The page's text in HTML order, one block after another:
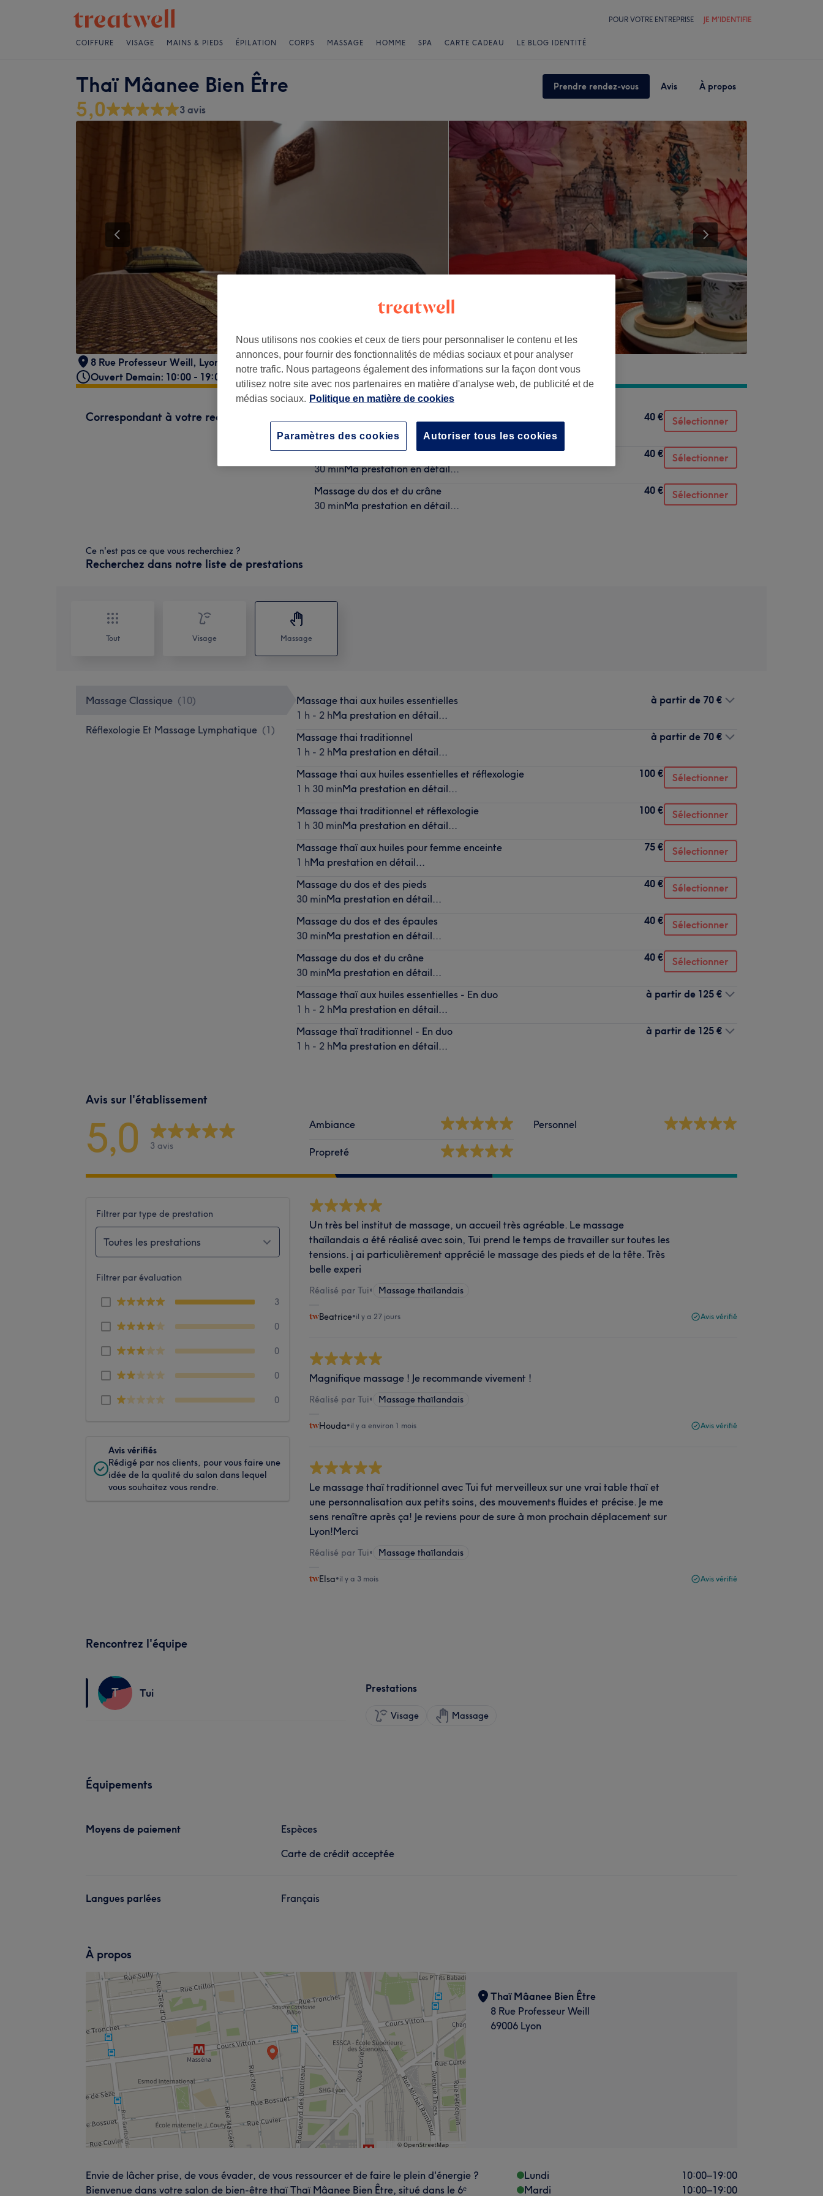
POUR VOTRE ENTREPRISE JE M'IDENTIFIE
COIFFURE VISAGE MAINS & PIEDS ÉPILATION CORPS MASSAGE HOMME SPA CARTE CADEAU LE BLOG IDENTITÉ
Thaï Mâanee Bien Être Prendre rendez-vous Avis À propos
5,0 3 avis
8 Rue Professeur Weill, Lyon
69006
Ouvert Demain: 10:00 - 19:00
Correspondant à votre recherche
30 minMa prestation en détail...
40 € Sélectionner
Massage du dos et des épaules
30 minMa prestation en détail...
40 € Sélectionner
Massage du dos et du crâne
30 minMa prestation en détail...
40 € Sélectionner
Ce n'est pas ce que vous recherchiez ?
Recherchez dans notre liste de prestations
Tout Visage Massage
Massage Classique (10)
Réflexologie Et Massage Lymphatique (1)
Massage thai aux huiles essentielles
1 h - 2 hMa prestation en détail...
à partir de 70 €
Massage thai traditionnel
1 h - 2 hMa prestation en détail...
à partir de 70 €
Massage thai aux huiles essentielles et réflexologie
1 h 30 minMa prestation en détail...
100 € Sélectionner
Massage thai traditionnel et réflexologie
1 h 30 minMa prestation en détail...
100 € Sélectionner
Massage thaï aux huiles pour femme enceinte
1 hMa prestation en détail...
75 € Sélectionner
Massage du dos et des pieds
30 minMa prestation en détail...
40 € Sélectionner
Massage du dos et des épaules
30 minMa prestation en détail...
40 € Sélectionner
Massage du dos et du crâne
30 minMa prestation en détail...
40 € Sélectionner
Massage thaï aux huiles essentielles - En duo
1 h - 2 hMa prestation en détail...
à partir de 125 €
Massage thaï traditionnel - En duo
1 h - 2 hMa prestation en détail...
à partir de 125 €
Avis sur l'établissement
5,0 3 avis
Ambiance
Propreté
Personnel
Filtrer par type de prestation
Toutes les prestations
Filtrer par évaluation
3
0
0
0
0
Avis vérifiés
Rédigé par nos clients, pour vous faire une
idée de la qualité du salon dans lequel
vous souhaitez vous rendre.
Un très bel institut de massage, un accueil très agréable. Le massage
thaïlandais a été réalisé avec soin, Tui prend le temps de travailler sur toutes les
tensions. j ai particulièrement apprécié le massage des pieds et de la tête. Très
belle experi
Réalisé par Tui• Massage thaïlandais
Beatrice•il y a 27 jours Avis vérifié
Magnifique massage ! Je recommande vivement !
Réalisé par Tui• Massage thaïlandais
Houda•il y a environ 1 mois Avis vérifié
Le massage thaï traditionnel avec Tui fut merveilleux sur une vrai table thaï et
une personnalisation aux petits soins, des mouvements fluides et précise. Je me
sens renaître après ça! Je reviens pour de sure à mon prochain déplacement sur
Lyon!Merci
Réalisé par Tui• Massage thaïlandais
Elsa•il y a 3 mois Avis vérifié
Rencontrez l'équipe
T Tui Prestations
Visage Massage
Équipements
Moyens de paiement
Espèces
Carte de crédit acceptée
Langues parlées Français
À propos
Thaï Mâanee Bien Être
8 Rue Professeur Weill
69006 Lyon
Envie de lâcher prise, de vous évader, de vous ressourcer et de faire le plein d'énergie ?
Bienvenue dans votre salon de bien-être thaï Thaï Mâanee Bien Être, situé dans le 6ᵉ
Lundi 10:00–19:00
Mardi
10:00–19:00
Nous utilisons nos cookies et ceux de tiers pour personnaliser le contenu et les
annonces, pour fournir des fonctionnalités de médias sociaux et pour analyser
notre trafic. Nous partageons également des informations sur la façon dont vous
utilisez notre site avec nos partenaires en matière d'analyse web, de publicité et de
médias sociaux. Politique en matière de cookies
Autoriser tous les cookies
Paramètres des cookies